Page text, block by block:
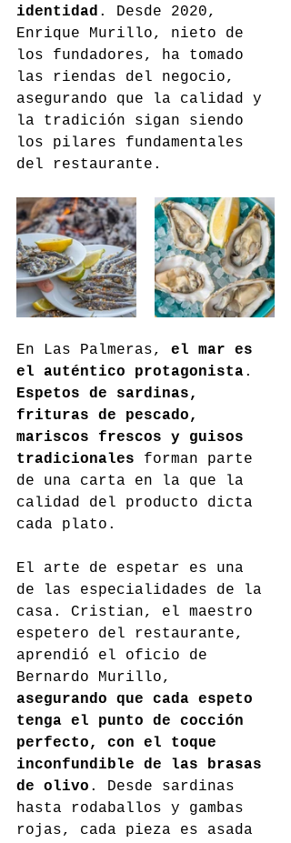
identidad . Desde 2020,
Enrique Murillo, nieto de
los fundadores, ha tomado
las riendas del negocio,
asegurando que la calidad y
la tradición sigan siendo
los pilares fundamentales
del restaurante.
En Las Palmeras, el mar es
el auténtico protagonista.
Espetos de sardinas,
frituras de pescado,
mariscos frescos y guisos
tradicionales forman parte
de una carta en la que la
calidad del producto dicta
cada plato.
El arte de espetar es una
de las especialidades de la
casa. Cristian, el maestro
espetero del restaurante,
aprendió el oficio de
Bernardo Murillo,
asegurando que cada espeto
tenga el punto de cocción
perfecto, con el toque
inconfundible de las brasas
de olivo . Desde sardinas
hasta rodaballos y gambas
rojas, cada pieza es asada